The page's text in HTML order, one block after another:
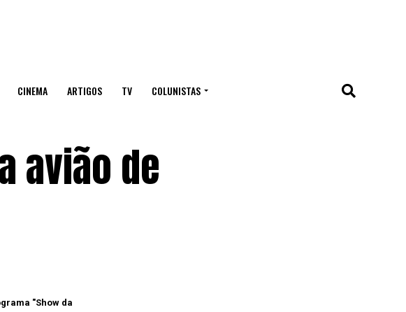
CINEMA ARTIGOS TV COLUNISTAS
avião de
"Show da